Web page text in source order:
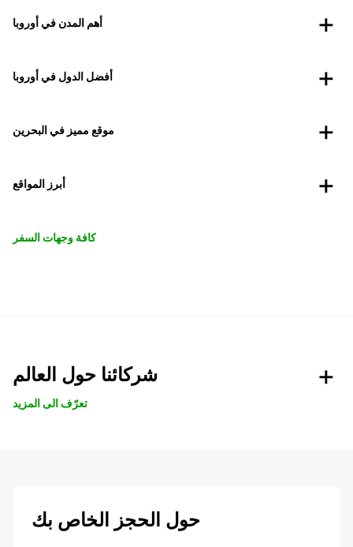
أهم المدن في أوروبا
أفضل الدول في أوروبا
موقع مميز في البحرين
أبرز المواقع
كافة وجهات السفر
شركائنا حول العالم
تعرّف الى المزيد
حول الحجز الخاص بك